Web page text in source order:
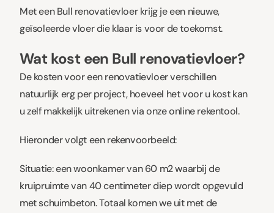
Met een Bull renovatievloer krijg je een nieuwe,
geïsoleerde vloer die klaar is voor de toekomst.
Wat kost een Bull renovatievloer?
De kosten voor een renovatievloer verschillen
natuurlijk erg per project, hoeveel het voor u kost kan
u zelf makkelijk uitrekenen viaonze online rekentool.
Hieronder volgt een rekenvoorbeeld:
Situatie: een woonkamer van 60 m2 waarbij de
kruipruimte van 40 centimeter diep wordt opgevuld
met schuimbeton. Totaal komen we uit met de